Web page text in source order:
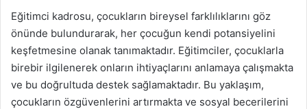
Eğitimci kadrosu, çocukların bireysel farklılıklarını göz
önünde bulundurarak, her çocuğun kendi potansiyelini
keşfetmesine olanak tanımaktadır. Eğitimciler, çocuklarla
birebir ilgilenerek onların ihtiyaçlarını anlamaya çalışmakta
ve bu doğrultuda destek sağlamaktadır. Bu yaklaşım,
çocukların özgüvenlerini artırmakta ve sosyal becerilerini